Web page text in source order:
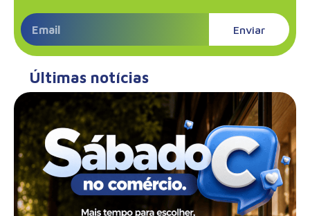
Enviar
Últimas notícias